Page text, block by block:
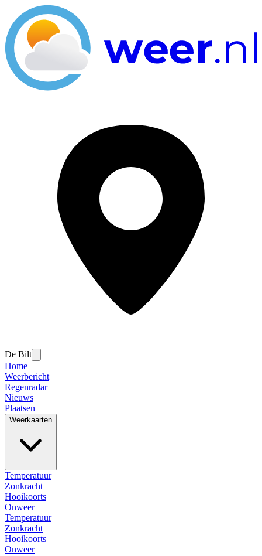
De Bilt
Home
Weerbericht
Regenradar
Nieuws
Plaatsen
Weerkaarten
Temperatuur
Zonkracht
Hooikoorts
Onweer
Temperatuur
Zonkracht
Hooikoorts
Onweer